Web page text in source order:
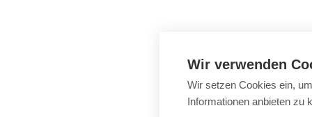
Wir verwenden
Wir setzen Cookies ein,
Informationen anbieten zu